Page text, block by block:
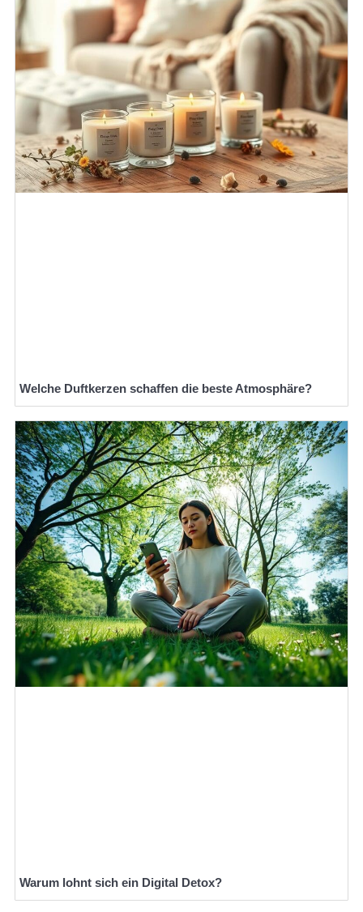
Welche Duftkerzen schaffen die beste Atmosphäre?
Warum lohnt sich ein Digital Detox?